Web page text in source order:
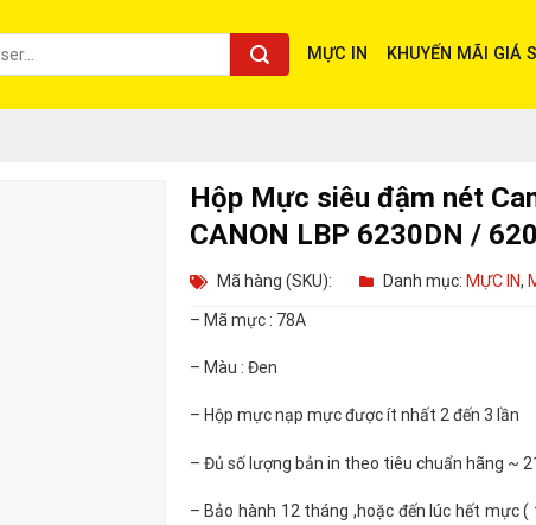
MỰC IN KHUYẾN MÃI GIÁ
Hộp Mực siêu đậm nét
CANON LBP 6230DN /
Mã hàng (SKU): Danh mục: MỰC IN,
– Mã mực : 78A
– Màu : Đen
– Hộp mực nạp mực được ít nhất 2 đến 3 lần
– Đủ số lượng bản in theo tiêu chuẩn hãng ~
– Bảo hành 12 tháng ,hoặc đến lúc hết mực (